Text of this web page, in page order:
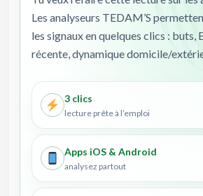
Les analyseurs TEDAM’S
les signaux en quelques clics : buts,
récente, dynamique domicile/
3 clics
lecture prête à l’emploi
Apps iOS & Android
analysez partout